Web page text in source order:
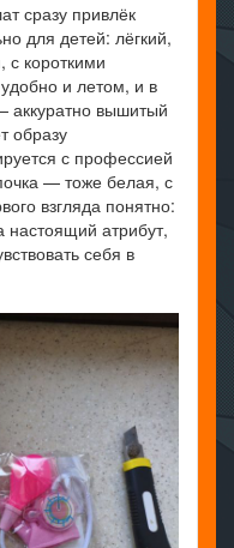
сразу привлёк
для детей: лёгкий,
с короткими
и летом, и в
вышитый
образу
с профессией
— тоже белая, с
взгляда понятно:
настоящий атрибут,
себя в